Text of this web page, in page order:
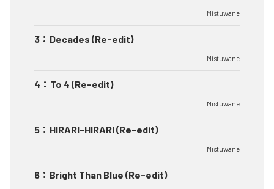
Mistuwane
3 ： Decades (Re-edit)
Mistuwane
4 ： To 4 (Re-edit)
Mistuwane
5 ： HIRARI-HIRARI (Re-edit)
Mistuwane
6 ： Bright Than Blue (Re-edit)